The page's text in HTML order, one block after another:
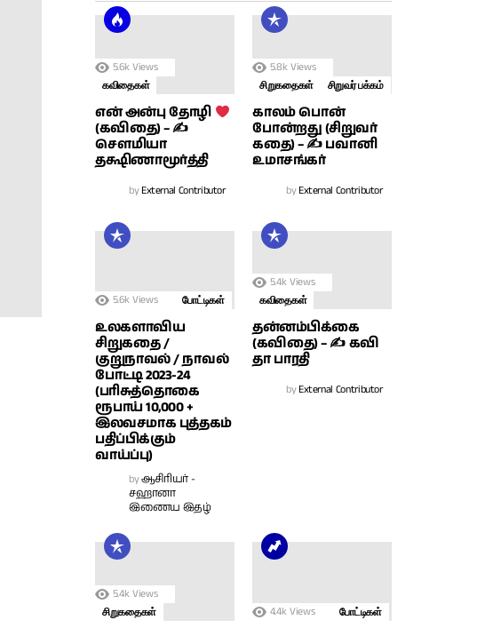
5.6k Views
கவிதைகள்
என் அன்பு தோழி
(கவிதை) – ✍
சௌமியா
தக்ஷிணாமூர்த்தி
byExternal Contributor
5.8k Views
சிறுகதைகள் சிறுவர் பக்கம்
காலம் பொன்
போன்றது (சிறுவர்
கதை) – ✍ பவானி
உமாசங்கர்
byExternal Contributor
5.6k Views போட்டிகள்
உலகளாவிய
சிறுகதை /
குறுநாவல் / நாவல்
போட்டி 2023-24
(பரிசுத்தொகை
ரூபாய் 10,000 +
இலவசமாக புத்தகம்
பதிப்பிக்கும்
வாய்ப்பு)
byஆசிரியர் -
சஹானா
இணைய இதழ்
5.4k Views
கவிதைகள்
தன்னம்பிக்கை
(கவிதை) – ✍ கவி
தா பாரதி
byExternal Contributor
5.4k Views
சிறுகதைகள் 4.4k Views போட்டிகள்